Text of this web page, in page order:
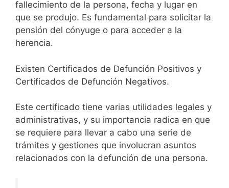
fallecimiento de la persona, fecha y lugar en
que se produjo. Es fundamental para solicitar la
pensión del cónyuge o para acceder a la
herencia.
Existen Certificados de Defunción Positivos y
Certificados de Defunción Negativos.
Este certificado tiene varias utilidades legales y
administrativas, y su importancia radica en que
se requiere para llevar a cabo una serie de
trámites y gestiones que involucran asuntos
relacionados con la defunción de una persona.